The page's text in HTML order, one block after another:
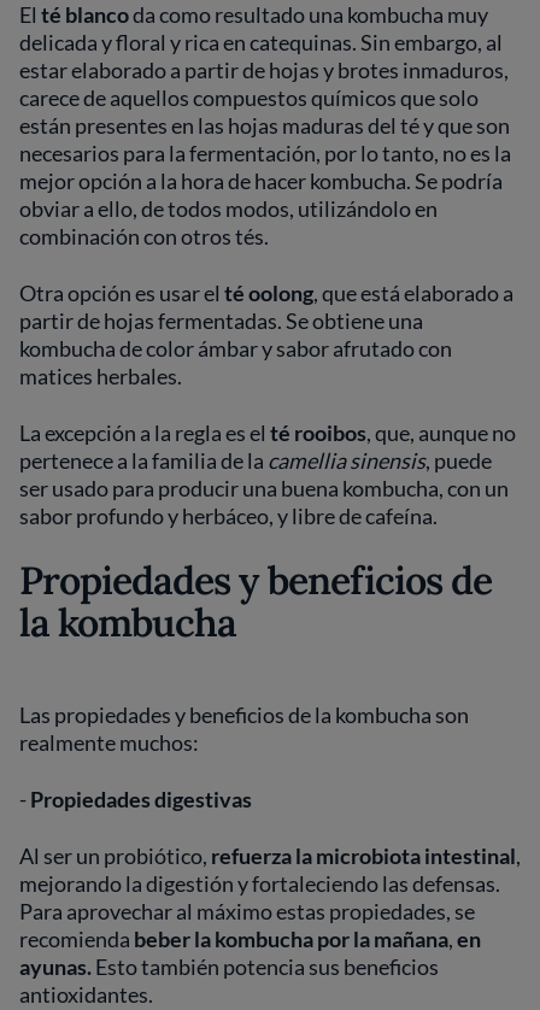
El té blancoda como resultado una kombucha muy
delicada y floral y rica en catequinas. Sin embargo, al
estar elaborado a partir de hojas y brotes inmaduros,
carece de aquellos compuestos químicos que solo
están presentes en las hojas maduras del té y que son
necesarios para la fermentación, por lo tanto, no es la
mejor opción a la hora de hacer kombucha. Se podría
obviar a ello, de todos modos, utilizándolo en
combinación con otros tés.
Otra opción es usar el té oolong, que está elaborado a
partir de hojas fermentadas. Se obtiene una
kombucha de color ámbar y sabor afrutado con
matices herbales.
La excepción a la regla es el té rooibos, que, aunque no
pertenece a la familia de la camellia sinensis, puede
ser usado para producir una buena kombucha, con un
sabor profundo y herbáceo, y libre de cafeína.
Propiedades y beneficios de
la kombucha
Las propiedades y beneficios de la kombucha son
realmente muchos:
-Propiedades digestivas
Al ser un probiótico, refuerza la microbiota intestinal,
mejorando la digestión y fortaleciendo las defensas.
Para aprovechar al máximo estas propiedades, se
recomienda beber la kombucha por la mañana,en
ayunas.Esto también potencia sus beneficios
antioxidantes.